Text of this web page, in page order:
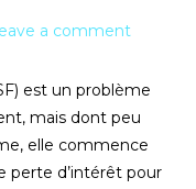
a comment
est un problème
mais dont peu
elle commence
perte d’intérêt pour